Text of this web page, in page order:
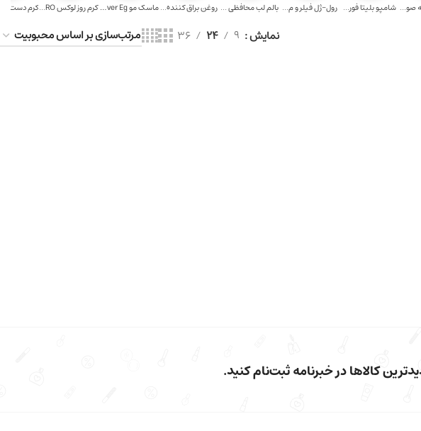
شامپو بلیتا فور... رول-ژل فیلر و م... بالم لب محافظی ... روغن براق کننده... ماسک مو Ever Eg... کرم روز لوکس RO...
نمایش 9
24
36
کالاها در خبرنامه ثبت‌نام کنید.